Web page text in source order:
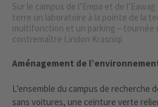
Sur le campus de l’Empa et de
terre un laboratoire à la pointe de la
multifonction et un parking – tournée
contremaître Liridon Krasniqi
Aménagement de
L’ensemble du campus de
sans voitures, une ceinture verte